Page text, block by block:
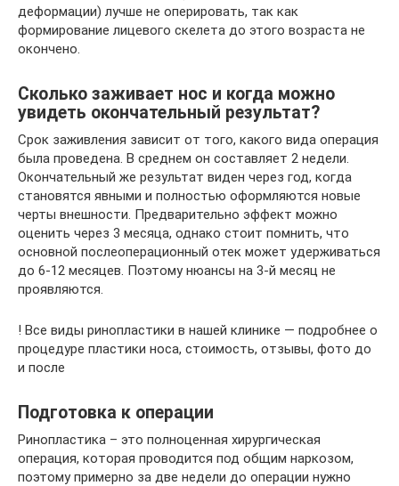
деформации) лучше не оперировать, так как
формирование лицевого скелета до этого возраста не
окончено.
Сколько заживает нос и когда можно
увидеть окончательный результат?
Срок заживления зависит от того, какого вида операция
была проведена. В среднем он составляет 2 недели.
Окончательный же результат виден через год, когда
становятся явными и полностью оформляются новые
черты внешности. Предварительно эффект можно
оценить через 3 месяца, однако стоит помнить, что
основной послеоперационный отек может удерживаться
до 6-12 месяцев. Поэтому нюансы на 3-й месяц не
проявляются.
! Все виды ринопластики в нашей клинике — подробнее о
процедуре пластики носа, стоимость, отзывы, фото до
и после
Подготовка к операции
Ринопластика – это полноценная хирургическая
операция, которая проводится под общим наркозом,
поэтому примерно за две недели до операции нужно